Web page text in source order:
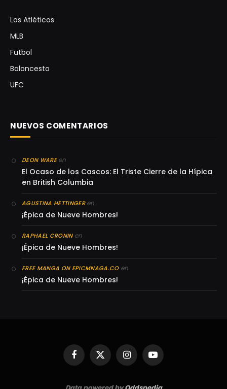
Los Atléticos
MLB
Futbol
Baloncesto
UFC
NUEVOS COMENTARIOS
DEON WAREen
El Ocaso de los Cascos: El Triste Cierre de la Hípica
en British Columbia
AGUSTINA HETTINGERen
¡Épica de Nueve Hombres!
RAPHAEL CRONINen
¡Épica de Nueve Hombres!
FREE MANGA ON EPICMNAGA.COen
¡Épica de Nueve Hombres!
Facebook
X
(Twitter)
InstagramYouTube